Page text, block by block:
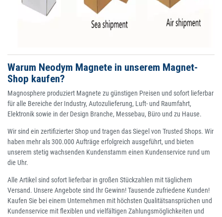
Warum Neodym Magnete in unserem Magnet-
Shop kaufen?
Magnosphere produziert Magnete zu günstigen Preisen und sofort lieferbar
für alle Bereiche der Industry, Autozulieferung, Luft- und Raumfahrt,
Elektronik sowie in der Design Branche, Messebau, Büro und zu Hause.
Wir sind ein zertifizierter Shop und tragen das Siegel von Trusted Shops. Wir
haben mehr als 300.000 Aufträge erfolgreich ausgeführt, und bieten
unserem stetig wachsenden Kundenstamm einen Kundenservice rund um
die Uhr.
Alle Artikel sind sofort lieferbar in großen Stückzahlen mit täglichem
Versand. Unsere Angebote sind Ihr Gewinn! Tausende zufriedene Kunden!
Kaufen Sie bei einem Unternehmen mit höchsten Qualitätsansprüchen und
Kundenservice mit flexiblen und vielfältigen Zahlungsmöglichkeiten und